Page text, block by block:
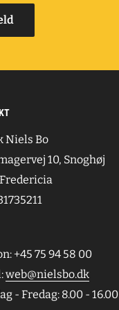
Niels Bo
10, Snoghøj
+45 75 94 58 00
web@nielsbo.dk
- Fredag: 8.00 - 16.00